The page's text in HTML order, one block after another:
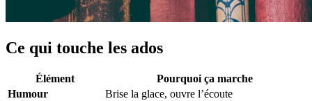
Ce qui touche les ados
Élément
Pourquoi ça marche
Humour
Brise la glace, ouvre l’écoute